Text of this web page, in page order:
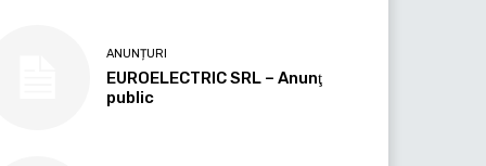
ANUNȚURI
EUROELECTRIC SRL – Anunţ
public